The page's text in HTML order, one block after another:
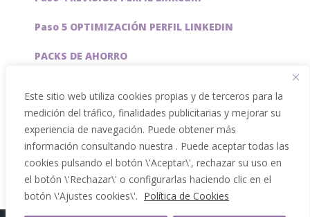
Este sitio web utiliza cookies propias y de terceros para la
medición del tráfico, finalidades publicitarias y mejorar su
experiencia de navegación. Puede obtener más
información consultando nuestra . Puede aceptar todas las
cookies pulsando el botón \'Aceptar\', rechazar su uso en
el botón \'Rechazar\' o configurarlas haciendo clic en el
botón \'Ajustes cookies\'. Política de Cookies
Paso 5 OPTIMIZACIÓN PERFIL LINKEDIN
PACKS DE AHORRO
Servicios especiales